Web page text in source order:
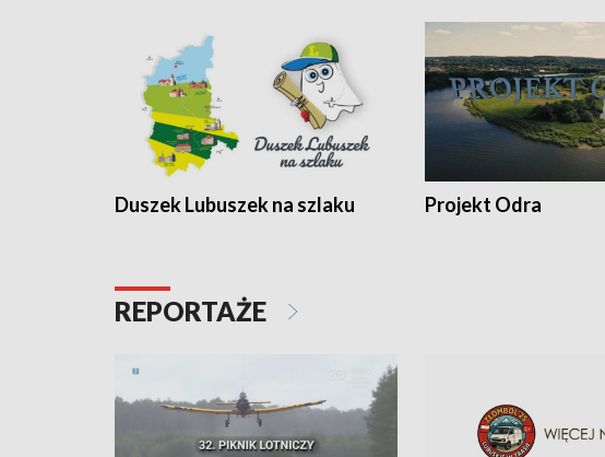
Duszek Lubuszek na szlaku Projekt Odra
REPORTAŻE